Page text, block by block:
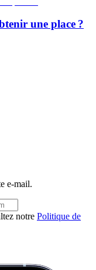
une place ?
e-mail.
notre Politique de